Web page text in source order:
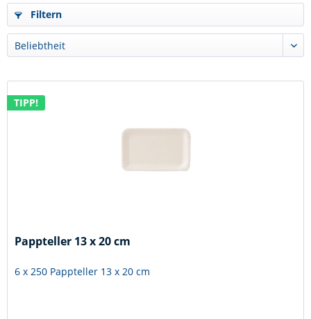
Filtern
TIPP!
Pappteller 13 x 20 cm
6 x 250 Pappteller 13 x 20 cm